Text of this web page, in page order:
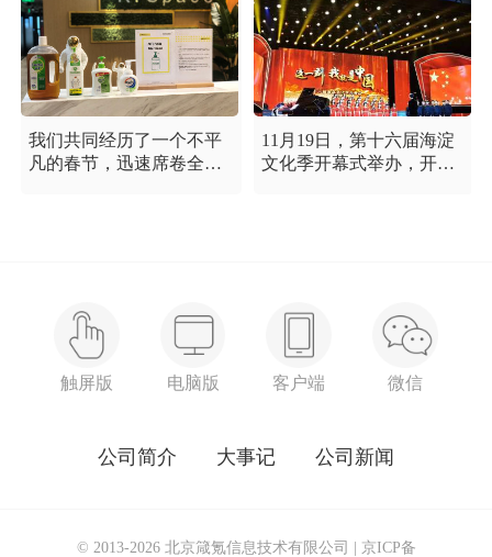
我们共同经历了一个不平
凡的春节，迅速席卷全国
11月19日，第十六届海淀
文化季开幕式举办，开幕
结、特别讲奉献的一流精
神风貌，以及催人泪下的
感人事迹。
触屏版 电脑版 客户端 微信
公司简介 大事记 公司新闻
© 2013-2026 北京箴氪信息技术有限公司 | 京ICP备